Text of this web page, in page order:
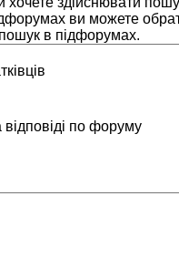
ви можете
пошук в підфорумах.